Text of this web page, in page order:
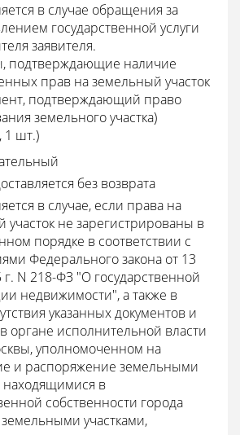
в случае обращения за
государственной услуги
заявителя.
подтверждающие наличие
прав на земельный участок
подтверждающий право
земельного участка)
1 шт.)
без возврата
в случае, если права на
участок не зарегистрированы в
порядке в соответствии с
Федерального закона от 13
N 218-ФЗ "О государственной
недвижимости", а также в
указанных документов и
органе исполнительной власти
уполномоченном на
и распоряжение земельными
находящимися в
собственности города
участками,